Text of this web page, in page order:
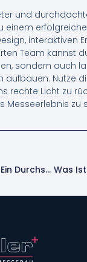
und
einem
interaktiven
Team kannst
sondern auch
aufbauen. Nutze
rechte Licht zu
Messeerlebnis zu
Wie Groß Ist Ein Durchschnittlicher Messestand Wirklich